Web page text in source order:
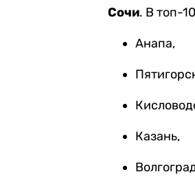
Сочи. В топ-
Анапа,
Казань,